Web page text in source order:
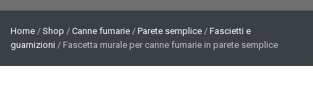
Home / Shop / Canne fumarie / Parete semplice / Fascietti e
guarnizioni / Fascetta murale per canne fumarie in parete semplice